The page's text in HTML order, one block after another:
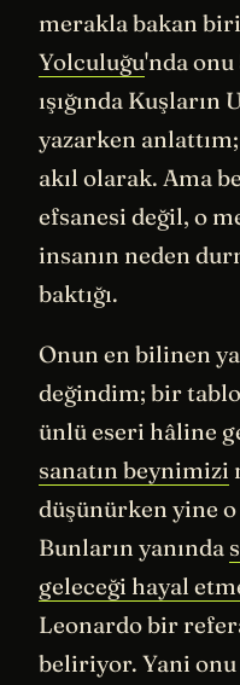
merakla bakan
Yolculuğu'nda onu
ışığında Kuşların
yazarken
akıl olarak. Ama
efsanesi değil, o
insanın neden
baktığı.
Onun en bilinen
değindim; bir
ünlü eseri hâline
sanatın beynimizi
düşünürken yine
Bunların yanında
geleceği hayal
Leonardo bir
beliriyor. Yani